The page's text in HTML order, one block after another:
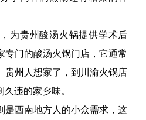
为贵州酸汤火锅提供学术后
专门的酸汤火锅门店，它通常
贵州人想家了，到川渝火锅店
违的家乡味。
是西南地方人的小众需求，这